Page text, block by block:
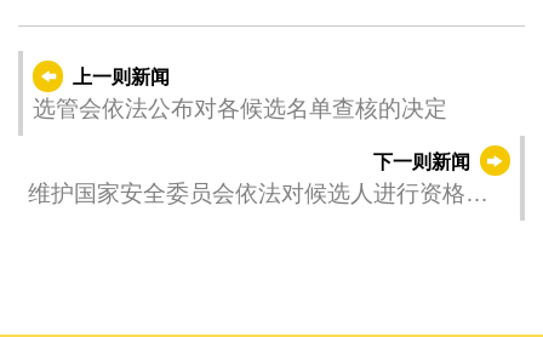
上一则新闻
选管会依法公布对各候选名单查核的决定
下一则新闻
维护国家安全委员会依法对候选人进行资格审